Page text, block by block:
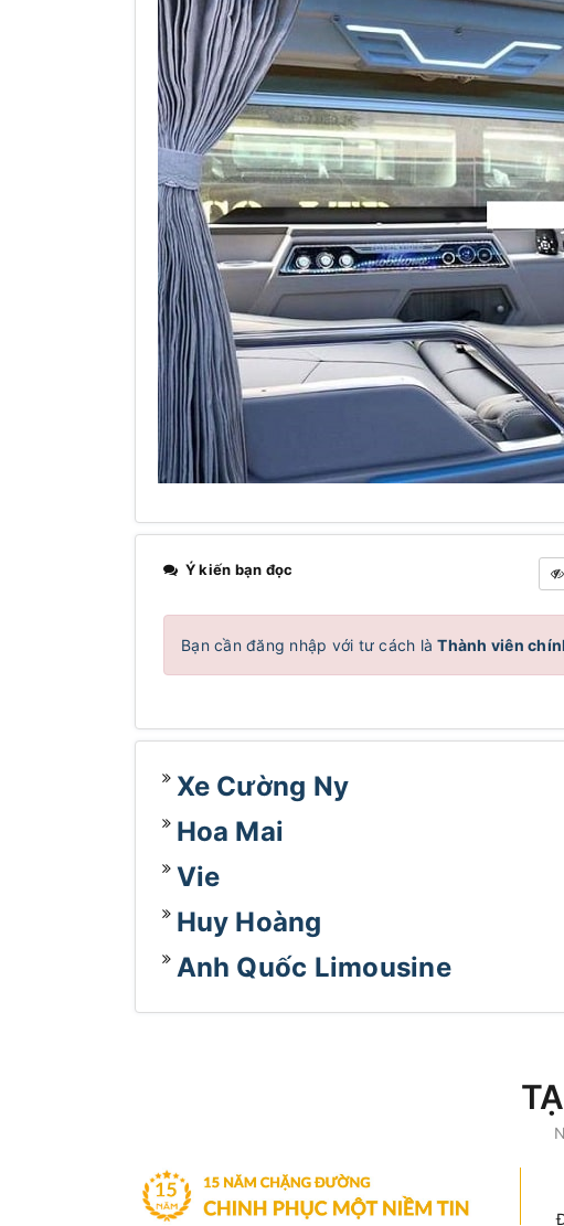
Ý kiến bạn đọc
Bạn cần đăng nhập với tư cách làThành viên
Xe Cường Ny
Hoa Mai
Vie
Huy Hoàng
Anh Quốc Limousine